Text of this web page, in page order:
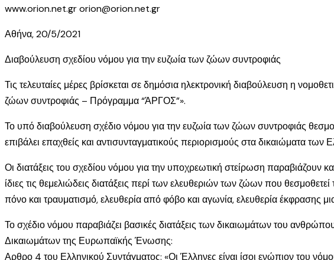
www.orion.net.gr orion@orion.net.gr
Αθήνα, 20/5/2021
Διαβούλευση σχεδίου νόμου για την ευζωία των ζώων συντροφιάς
Τις τελευταίες μέρες βρίσκεται σε δημόσια ηλεκτρονική διαβούλευση η
ζώων συντροφιάς – Πρόγραμμα “ΆΡΓΟΣ”».
Το υπό διαβούλευση σχέδιο νόμου για την ευζωία των ζώων συντροφιάς
επιβάλει επαχθείς και αντισυνταγματικούς περιορισμούς στα δικαιώματα των
Οι διατάξεις του σχεδίου νόμου για την υποχρεωτική στείρωση παραβιάζουν
ίδιες τις θεμελιώδεις διατάξεις περί των ελευθεριών των ζώων που
πόνο και τραυματισμό, ελευθερία από φόβο και αγωνία, ελευθερία έκφρασης
Το σχέδιο νόμου παραβιάζει βασικές διατάξεις των δικαιωμάτων του
Δικαιωμάτων της Ευρωπαϊκής Ένωσης:
Αρθρο 4 του Ελληνικού Συντάγματος: «Οι Έλληνες είναι ίσοι ενώπιον του